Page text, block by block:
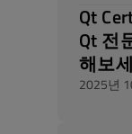
Qt
Qt 전
해보
2025년